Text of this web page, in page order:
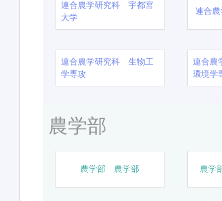
連合農学研究科 宇都宮
大学
連合
連合農学研究科 生物工
学専攻
連合農
環境学
農学部
農学部 農学部 農学